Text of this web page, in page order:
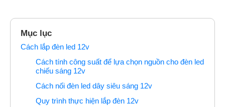
Mục lục
Cách lắp đèn led 12v
Cách tính công suất để lựa chọn nguồn cho đèn led
chiếu sáng 12v
Cách nối đèn led dây siêu sáng 12v
Quy trình thực hiện lắp đèn 12v